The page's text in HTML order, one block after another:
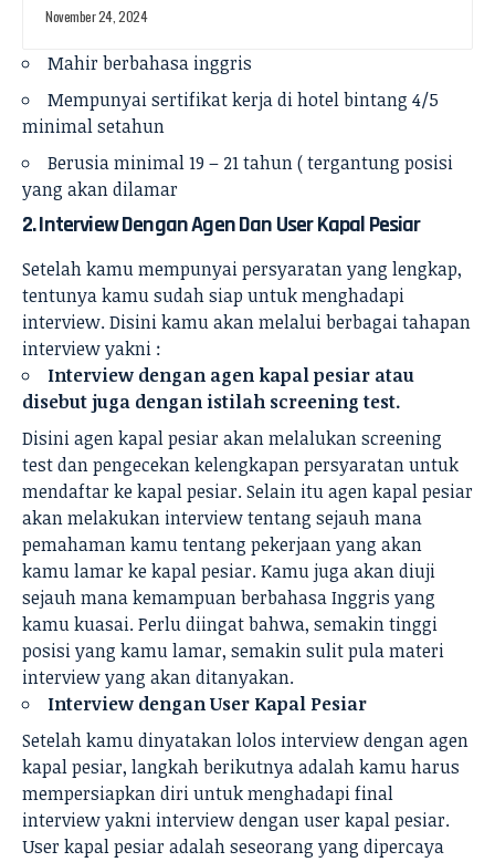
November 24, 2024
Mahir berbahasa inggris
Mempunyai sertifikat kerja di hotel bintang 4/5
minimal setahun
Berusia minimal 19 – 21 tahun ( tergantung posisi
yang akan dilamar
2. Interview Dengan Agen Dan User Kapal Pesiar
Setelah kamu mempunyai persyaratan yang lengkap,
tentunya kamu sudah siap untuk menghadapi
interview. Disini kamu akan melalui berbagai tahapan
interview yakni :
Interview dengan agen kapal pesiar atau
disebut juga dengan istilah screening test.
Disini agen kapal pesiar akan melalukan screening
test dan pengecekan kelengkapan persyaratan untuk
mendaftar ke kapal pesiar. Selain itu agen kapal pesiar
akan melakukan interviewtentang sejauh mana
pemahaman kamu tentang pekerjaan yang akan
kamu lamar ke kapal pesiar. Kamu juga akan diuji
sejauh mana kemampuan berbahasa Inggris yang
kamu kuasai. Perlu diingat bahwa, semakin tinggi
posisi yang kamu lamar, semakin sulit pula materi
interview yang akan ditanyakan.
Interview dengan User Kapal Pesiar
Setelah kamu dinyatakan lolos interview dengan agen
kapal pesiar, langkah berikutnya adalah kamu harus
mempersiapkan diri untuk menghadapi final
interview yakni interview dengan user kapal pesiar.
User kapal pesiar adalah seseorang yang dipercaya